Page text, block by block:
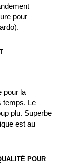
pour
pour la
temps. Le
plu. Superbe
est au
POUR